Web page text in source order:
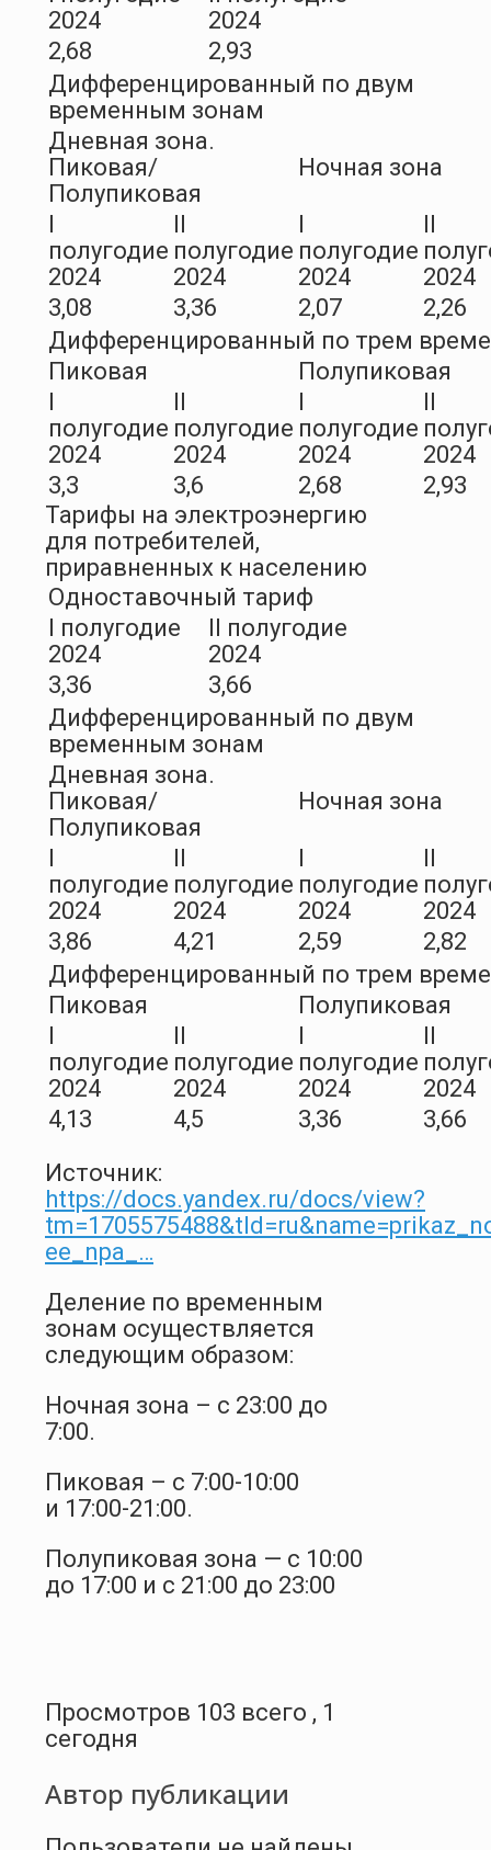
2024
2024
2,68
2,93
Дифференцированный по двум
временным зонам
Дневная зона.
Пиковая/
Полупиковая
Ночная зона
полугодие
2024
полугодие
2024
полугодие
2024
2024
3,08
3,36 2,07
2,26
Дифференцированный по трем
Пиковая
Полупиковая
полугодие
2024
полугодие
2024
полугодие
2024
2024
3,3
3,6 2,68
2,93
Тарифы на электроэнергию
для потребителей,
приравненных к населению
Одноставочный тариф
I полугодие
2024
II полугодие
2024
3,36
3,66
Дифференцированный по двум
временным зонам
Дневная зона.
Пиковая/
Полупиковая
Ночная зона
полугодие
2024
полугодие
2024
полугодие
2024
2024
3,86
4,21 2,59
2,82
Дифференцированный по трем
Пиковая
Полупиковая
полугодие
2024
полугодие
2024
полугодие
2024
2024
4,13
4,5 3,36
3,66
Источник:
https://docs.yandex.ru/docs/view?
ee_npa_…
Деление по временным
зонам осуществляется
следующим образом:
Ночная зона – с 23:00 до
7:00.
Пиковая – с 7:00-10:00
и 17:00-21:00.
Полупиковая зона — с 10:00
до 17:00 и с 21:00 до 23:00
Просмотров 103 всего , 1
сегодня
Автор публикации